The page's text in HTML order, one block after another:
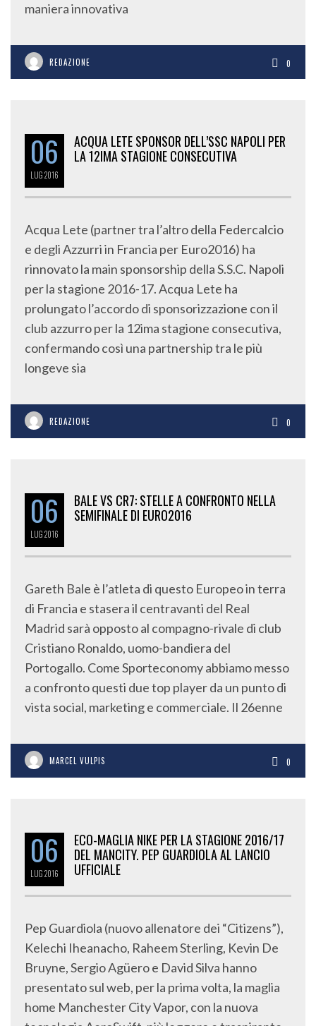
maniera innovativa
REDAZIONE 0
06
LUG2016
ACQUA LETE SPONSOR DELL’SSC NAPOLI PER
LA 12IMA STAGIONE CONSECUTIVA
Acqua Lete (partner tra l’altro della Federcalcio
e degli Azzurri in Francia per Euro2016) ha
rinnovato la main sponsorship della S.S.C. Napoli
per la stagione 2016-17. Acqua Lete ha
prolungato l’accordo di sponsorizzazione con il
club azzurro per la 12ima stagione consecutiva,
confermando così una partnership tra le più
longeve sia
REDAZIONE 0
06
LUG2016
BALE VS CR7: STELLE A CONFRONTO NELLA
SEMIFINALE DI EURO2016
Gareth Bale è l’atleta di questo Europeo in terra
di Francia e stasera il centravanti del Real
Madrid sarà opposto al compagno-rivale di club
Cristiano Ronaldo, uomo-bandiera del
Portogallo. Come Sporteconomy abbiamo messo
a confronto questi due top player da un punto di
vista social, marketing e commerciale. Il 26enne
MARCEL VULPIS 0
06
LUG2016
ECO-MAGLIA NIKE PER LA STAGIONE 2016/17
DEL MANCITY. PEP GUARDIOLA AL LANCIO
UFFICIALE
Pep Guardiola (nuovo allenatore dei “Citizens”),
Kelechi Iheanacho, Raheem Sterling, Kevin De
Bruyne, Sergio Agüero e David Silva hanno
presentato sul web, per la prima volta, la maglia
home Manchester City Vapor, con la nuova